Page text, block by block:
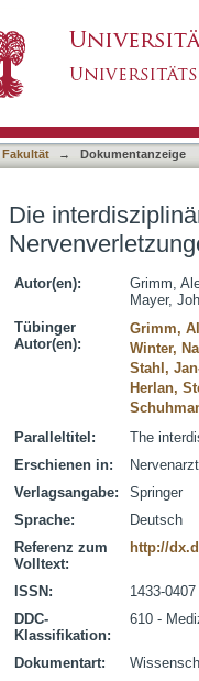
Fakultät → Dokumentanzeige
Die
Autor(en):
Grimm,
Mayer,
Tübinger
Autor(en):
Grimm,
Winter,
Stahl,
Herlan,
Paralleltitel:
The
Erschienen in:
Verlagsangabe:
Springer
Sprache:
Deutsch
Referenz zum
Volltext:
http://
ISSN:
1433-0407
DDC-
Klassifikation:
610 -
Dokumentart: